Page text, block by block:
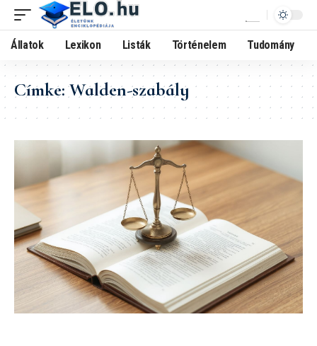
Állatok Lexikon Listák Történelem Tudomány
Címke:Walden-szabály